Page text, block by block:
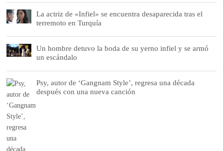
La actriz de «Infiel» se encuentra desaparecida tras el
terremoto en Turquía
Un hombre detuvo la boda de su yerno infiel y se armó
un escándalo
Psy, autor de ‘Gangnam Style’, regresa una década
después con una nueva canción